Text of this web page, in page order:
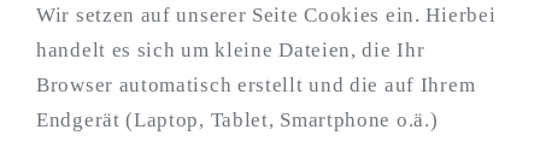
Wir setzen auf unserer Seite Cookies ein. Hierbei
handelt es sich um kleine Dateien, die Ihr
Browser automatisch erstellt und die auf Ihrem
Endgerät (Laptop, Tablet, Smartphone o.ä.)